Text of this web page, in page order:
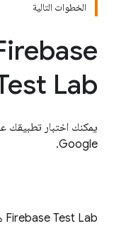
الخطوات التالية
Lab
يمكنك اختبار تطبيقك
Google.
Firebase Test Lab